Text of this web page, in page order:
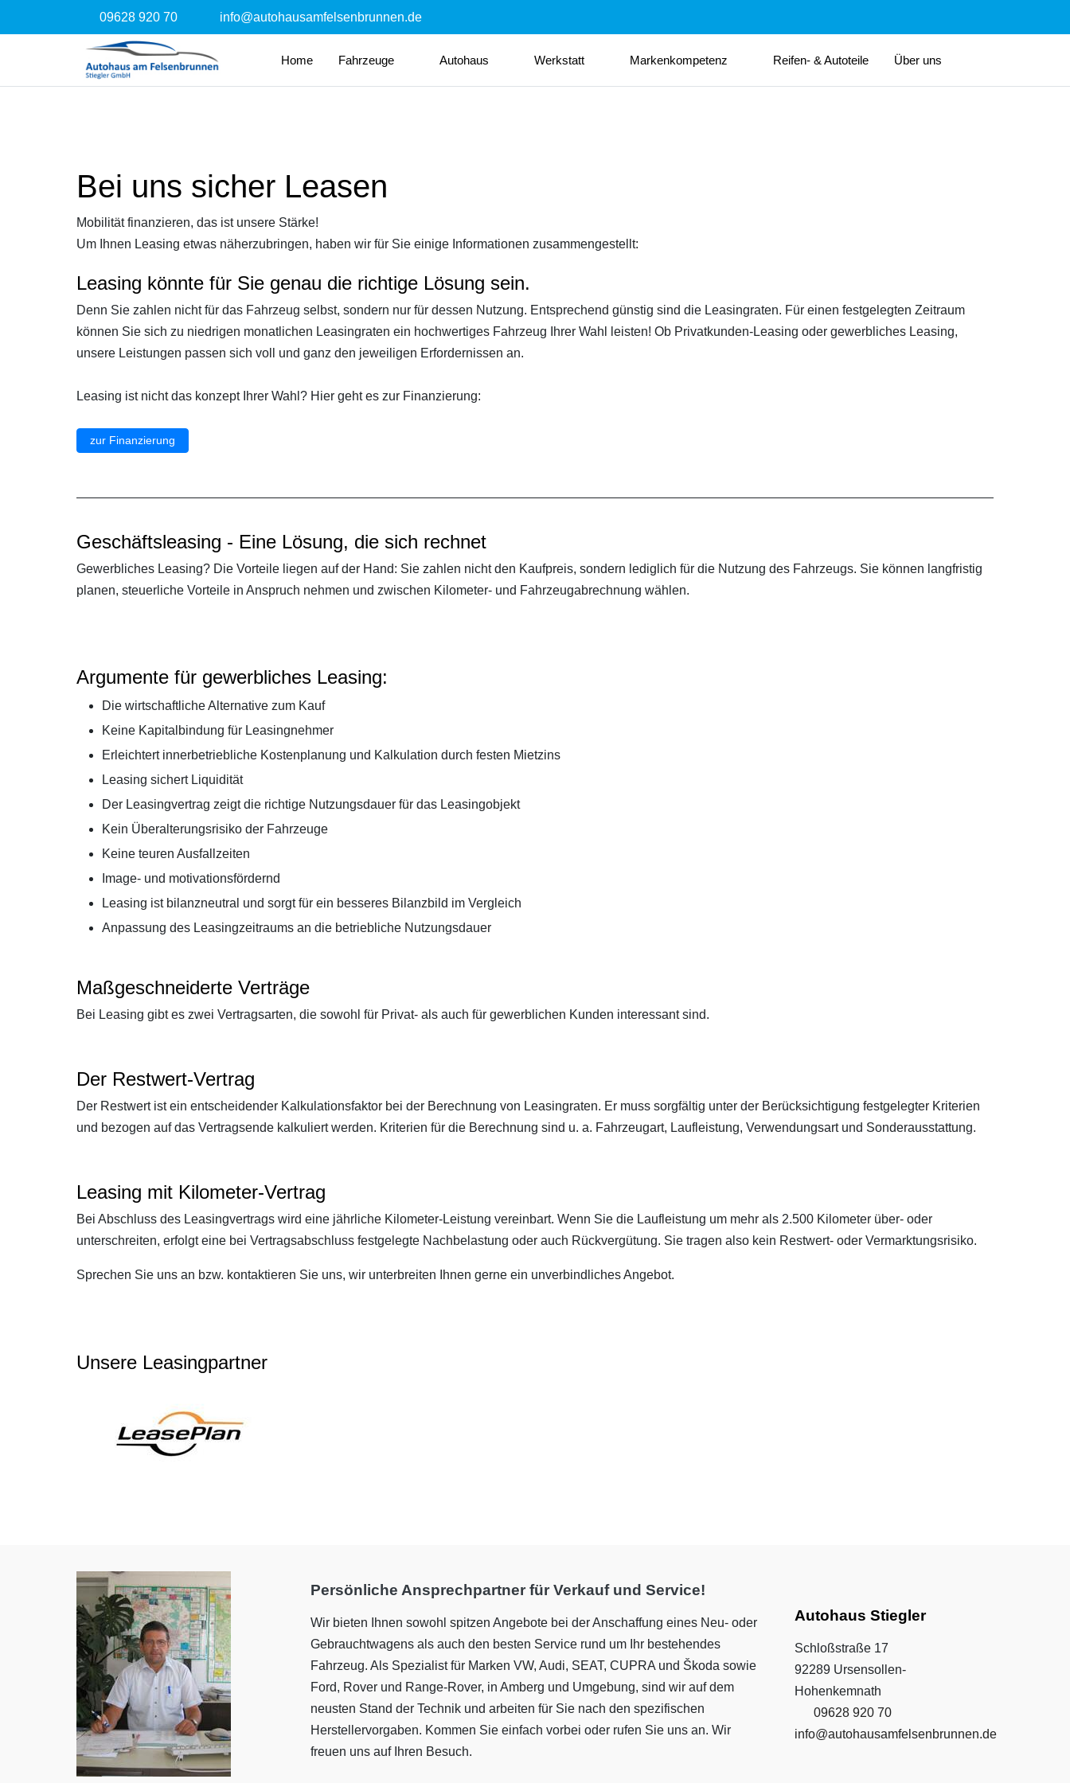
09628 920 70 info@autohausamfelsenbrunnen.de
Home Fahrzeuge Autohaus Werkstatt Markenkompetenz Reifen- & Autoteile Über uns
Bei uns sicher Leasen
Mobilität finanzieren, das ist unsere Stärke!
Um Ihnen Leasing etwas näherzubringen, haben wir für Sie einige Informationen zusammengestellt:
Leasing könnte für Sie genau die richtige Lösung sein.
Denn Sie zahlen nicht für das Fahrzeug selbst, sondern nur für dessen Nutzung. Entsprechend günstig sind die Leasingraten. Für einen festgelegten Zeitraum
können Sie sich zu niedrigen monatlichen Leasingraten ein hochwertiges Fahrzeug Ihrer Wahl leisten! Ob Privatkunden-Leasing oder gewerbliches Leasing,
unsere Leistungen passen sich voll und ganz den jeweiligen Erfordernissen an.
Leasing ist nicht das konzept Ihrer Wahl? Hier geht es zur Finanzierung:
zur Finanzierung
Geschäftsleasing - Eine Lösung, die sich rechnet
Gewerbliches Leasing? Die Vorteile liegen auf der Hand: Sie zahlen nicht den Kaufpreis, sondern lediglich für die Nutzung des Fahrzeugs. Sie können langfristig
planen, steuerliche Vorteile in Anspruch nehmen und zwischen Kilometer- und Fahrzeugabrechnung wählen.
Argumente für gewerbliches Leasing:
Die wirtschaftliche Alternative zum Kauf
Keine Kapitalbindung für Leasingnehmer
Erleichtert innerbetriebliche Kostenplanung und Kalkulation durch festen Mietzins
Leasing sichert Liquidität
Der Leasingvertrag zeigt die richtige Nutzungsdauer für das Leasingobjekt
Kein Überalterungsrisiko der Fahrzeuge
Keine teuren Ausfallzeiten
Image- und motivationsfördernd
Leasing ist bilanzneutral und sorgt für ein besseres Bilanzbild im Vergleich
Anpassung des Leasingzeitraums an die betriebliche Nutzungsdauer
Maßgeschneiderte Verträge
Bei Leasing gibt es zwei Vertragsarten, die sowohl für Privat- als auch für gewerblichen Kunden interessant sind.
Der Restwert-Vertrag
Der Restwert ist ein entscheidender Kalkulationsfaktor bei der Berechnung von Leasingraten. Er muss sorgfältig unter der Berücksichtigung festgelegter Kriterien
und bezogen auf das Vertragsende kalkuliert werden. Kriterien für die Berechnung sind u. a. Fahrzeugart, Laufleistung, Verwendungsart und Sonderausstattung.
Leasing mit Kilometer-Vertrag
Bei Abschluss des Leasingvertrags wird eine jährliche Kilometer-Leistung vereinbart. Wenn Sie die Laufleistung um mehr als 2.500 Kilometer über- oder
unterschreiten, erfolgt eine bei Vertragsabschluss festgelegte Nachbelastung oder auch Rückvergütung. Sie tragen also kein Restwert- oder Vermarktungsrisiko.
Sprechen Sie uns an bzw. kontaktieren Sie uns, wir unterbreiten Ihnen gerne ein unverbindliches Angebot.
Unsere Leasingpartner
Persönliche Ansprechpartner für Verkauf und Service!
Wir bieten Ihnen sowohl spitzen Angebote bei der Anschaffung eines Neu- oder
Gebrauchtwagens als auch den besten Service rund um Ihr bestehendes
Fahrzeug. Als Spezialist für Marken VW, Audi, SEAT, CUPRA und Škoda sowie
Ford, Rover und Range-Rover, in Amberg und Umgebung, sind wir auf dem
neusten Stand der Technik und arbeiten für Sie nach den spezifischen
Herstellervorgaben. Kommen Sie einfach vorbei oder rufen Sie uns an. Wir
freuen uns auf Ihren Besuch.
Autohaus Stiegler
Schloßstraße 17
92289 Ursensollen-
Hohenkemnath
09628 920 70
info@autohausamfelsenbrunnen.de